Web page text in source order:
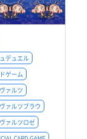
デュエル
ゲーム
ァルツ
ァルツブラウ
ァルツロゼ